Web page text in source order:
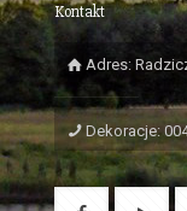
Kontakt
Adres:
Dekoracje: